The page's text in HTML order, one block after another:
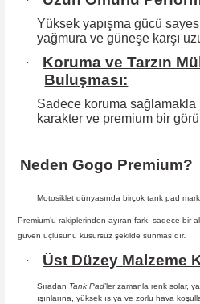
Yüksek yapışma gücü
yağmura ve güneşe karşı
·
Koruma ve Tarzın
Buluşması:
Sadece koruma
karakter ve premium bir
Neden Gogo Premium?
Motosiklet dünyasında birçok tank pad
Premium’u rakiplerinden ayıran fark; sadece bir
güven üçlüsünü kusursuz şekilde sunmasıdır.
· Üst Düzey Malzeme
Sıradan Tank Pad’ler zamanla renk solar,
ışınlarına, yüksek ısıya ve zorlu hava